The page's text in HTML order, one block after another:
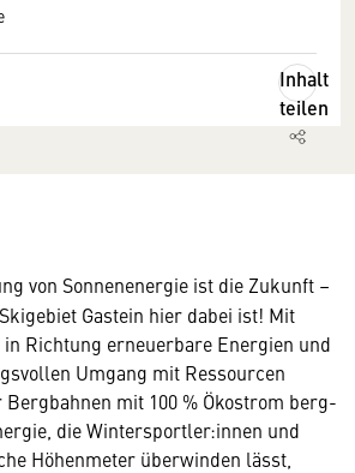
Inhalt
teilen
von Sonnenenergie ist die Zukunft –
Gastein hier dabei ist! Mit
Richtung erneuerbare Energien und
Umgang mit Ressourcen
mit 100 % Ökostrom berg-
die Wintersportler:innen und
Höhenmeter überwinden lässt,